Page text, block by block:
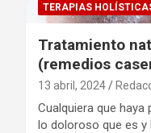
TERAPIAS
Tratamiento
(remedios
13 abril, 2024
Cualquiera que haya
lo doloroso que es y